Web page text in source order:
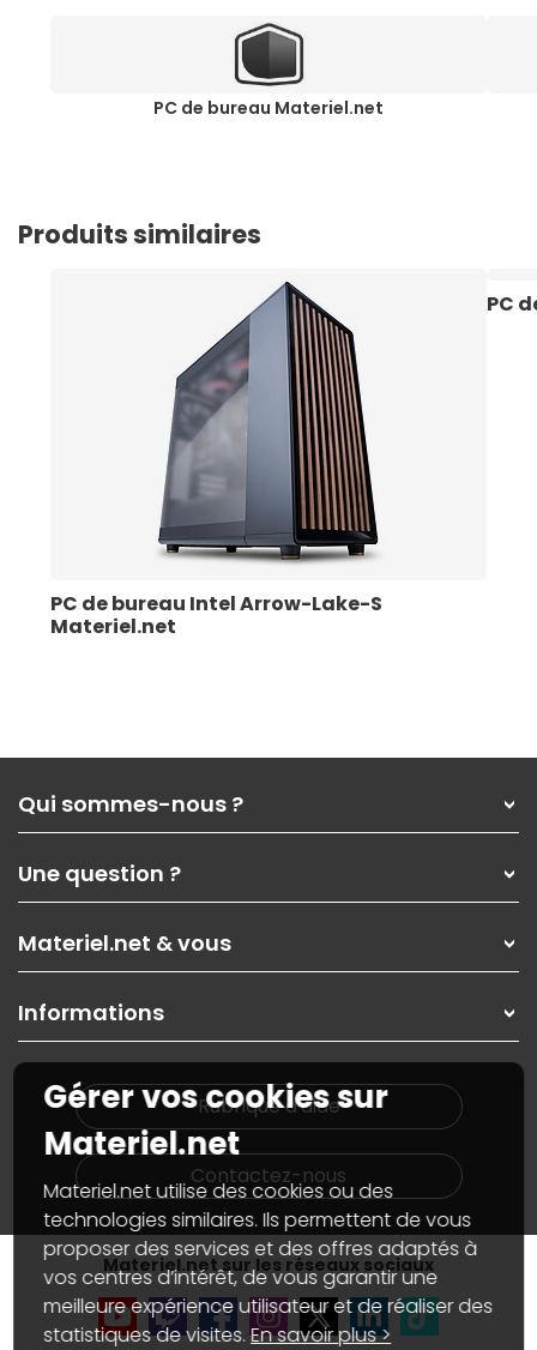
PC de bureau Materiel.net
Produits similaires
PC de bureau Intel Arrow-Lake-S
Materiel.net
PC
Qui sommes-nous ?
Nos services
Les magasins Materiel.net
Nos solutions pour les pros
Contactez-nous
Une question ?
Paiement, livraison
Garanties,Pack Zen
SAV, demander un retour
Informations
Materiel.net & vous
On rachète votre carte graphique
PC sur mesure : Votre RDV personnalisé
Notre démarche écologique
Materiel.net recrute
Notre programme d'affiliation
Partenariat & Sponsoring
Informations
Plan du site
Nos marques
Conditions générales de vente
Marketplace
Informations légales
Données personnellesetcookies
Gérer vos cookies
Accessibilité : non conforme
Rubrique d'aide
Contactez-nous
Materiel.net sur les réseaux sociaux
Gérer vos cookies sur
Materiel.net
Materiel.net utilise des cookies ou des
technologies similaires. Ils permettent de vous
proposer des services et des offres adaptés à
vos centres d’intérêt, de vous garantir une
meilleure expérience utilisateur et de réaliser des
statistiques de visites.En savoir plus >